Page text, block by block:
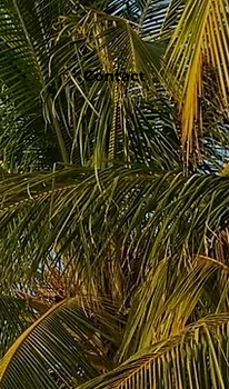
Contact